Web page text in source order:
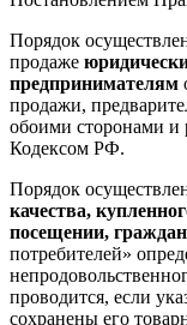
Порядок
продаже
предпринимателям
продажи,
обоими сторонами и
Кодексом РФ.
Порядок
качества,
посещении,
потребителей»
проводится, если
сохранены его